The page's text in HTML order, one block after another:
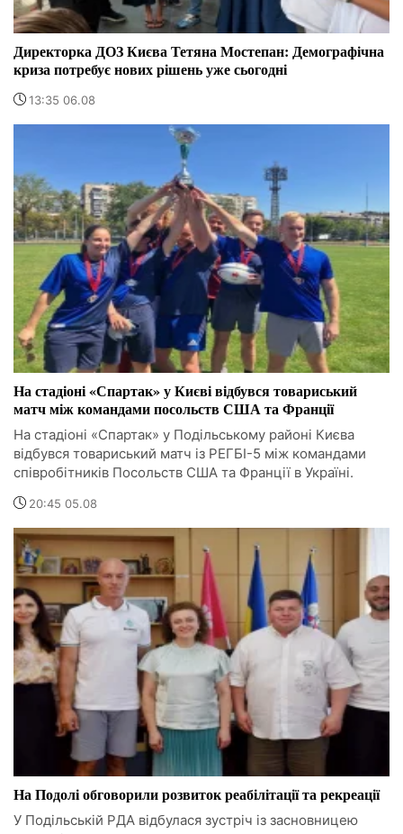
Директорка ДОЗ Києва Тетяна Мостепан: Демографічна
криза потребує нових рішень уже сьогодні
13:35 06.08
На стадіоні «Спартак» у Києві відбувся товариський
матч між командами посольств США та Франції
На стадіоні «Спартак» у Подільському районі Києва
відбувся товариський матч із РЕГБІ-5 між командами
співробітників Посольств США та Франції в Україні.
20:45 05.08
На Подолі обговорили розвиток реабілітації та рекреації
У Подільській РДА відбулася зустріч із засновницею